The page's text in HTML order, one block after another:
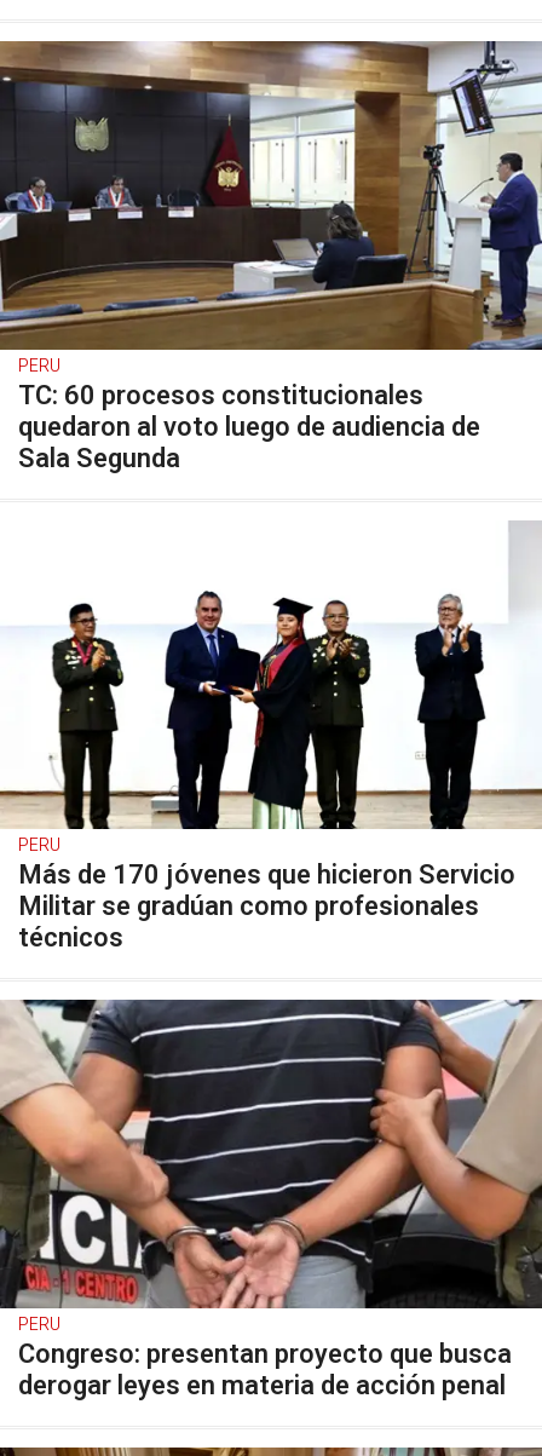
PERU
TC: 60 procesos constitucionales
quedaron al voto luego de audiencia de
Sala Segunda
PERU
Más de 170 jóvenes que hicieron Servicio
Militar se gradúan como profesionales
técnicos
PERU
Congreso: presentan proyecto que busca
derogar leyes en materia de acción penal